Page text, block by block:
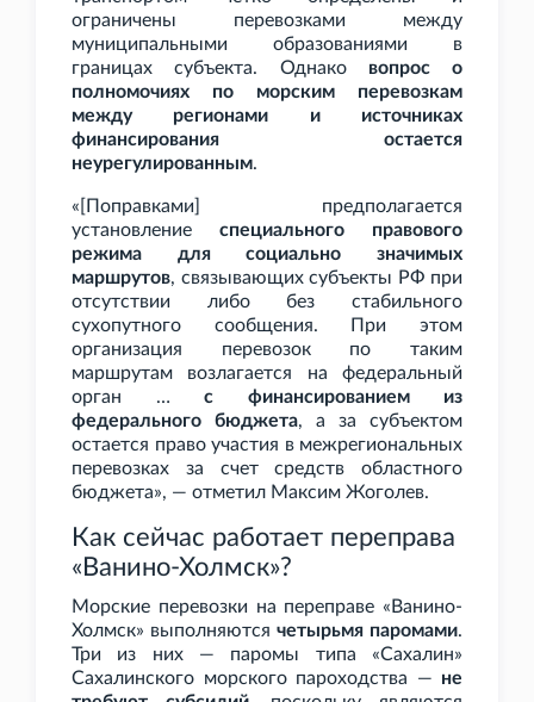
ограничены перевозками между
муниципальными образованиями в
границах субъекта. Однако вопрос о
полномочиях по морским перевозкам
между регионами и источниках
финансирования остается
неурегулированным.
«[Поправками] предполагается
установление специального правового
режима для социально значимых
маршрутов, связывающих субъекты РФ при
отсутствии либо без стабильного
сухопутного сообщения. При этом
организация перевозок по таким
маршрутам возлагается на федеральный
орган … с финансированием из
федерального бюджета, а за субъектом
остается право участия в межрегиональных
перевозках за счет средств областного
бюджета», — отметил Максим Жоголев.
Как сейчас работает переправа
«Ванино-Холмск»?
Морские перевозки на переправе «Ванино-
Холмск» выполняются четырьмя паромами.
Три из них — паромы типа «Сахалин»
Сахалинского морского пароходства — не